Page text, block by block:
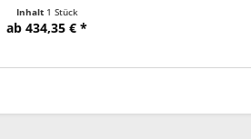
Inhalt 1 Stück
ab 434,35 € *